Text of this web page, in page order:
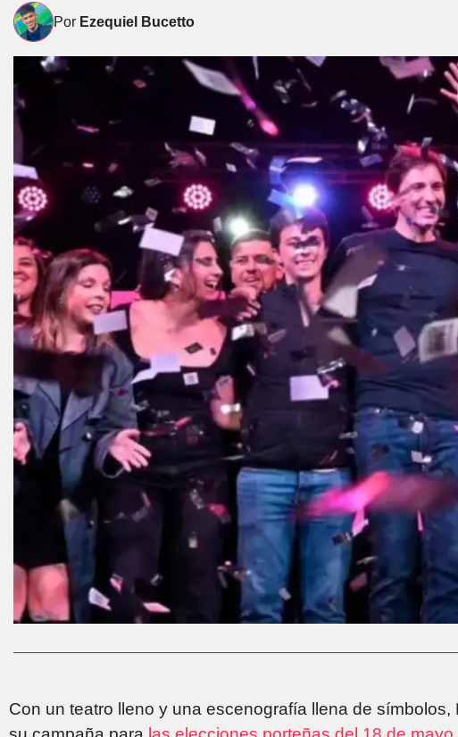
Por Ezequiel Bucetto
Con un teatro lleno y una escenografía llena de